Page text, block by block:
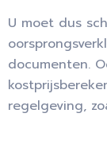
U moet dus
documenten.
regelgeving,